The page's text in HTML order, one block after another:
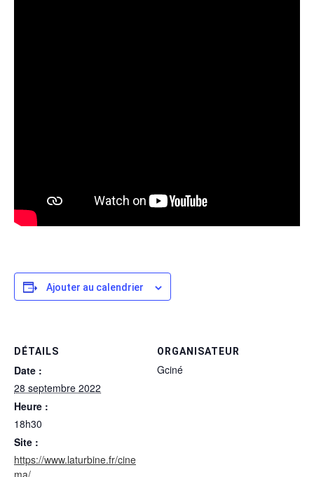
Ajouter au calendrier
DÉTAILS
Date :
28 septembre 2022
Heure :
18h30
Site :
https://www.laturbine.fr/cine
ma/
ORGANISATEUR
Gciné